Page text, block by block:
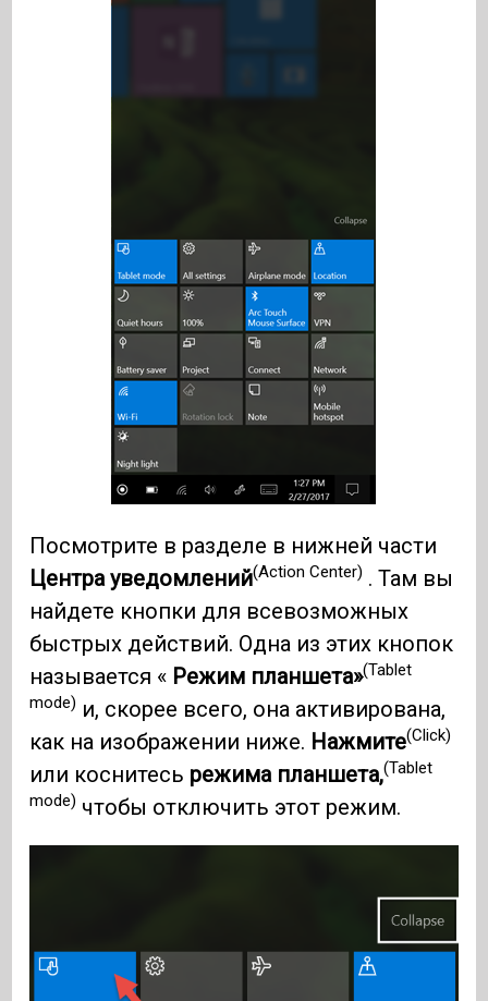
Посмотрите в разделе в нижней части
Центра уведомлений(Action Center) . Там вы
найдете кнопки для всевозможных
быстрых действий. Одна из этих кнопок
называется « Режим планшета»(Tablet
mode) и, скорее всего, она активирована,
как на изображении ниже. Нажмите(Click)
или коснитесь режима планшета,(Tablet
mode) чтобы отключить этот режим.